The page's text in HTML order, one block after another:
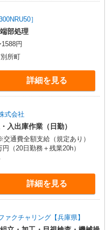
］
部処理
円
所町
詳細を見る
式会社
入出庫作業（日勤）
通費全額支給（規定あり）
円（20日勤務＋残業20h）
詳細を見る
クチャリング【兵庫県】